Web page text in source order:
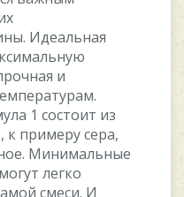
Идеальная
и
1 состоит из
к примеру сера,
Минимальные
легко
смеси. И